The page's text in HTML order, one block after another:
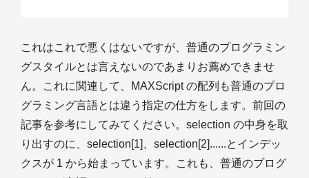
これはこれで悪くはないですが、普通のプログラミン
グスタイルとは言えないのであまりお薦めできませ
ん。これに関連して、MAXScript の配列も普通のプロ
グラミング言語とは違う指定の仕方をします。前回の
記事を参考にしてみてください。selection の中身を取
り出すのに、selection[1]、selection[2]......とインデッ
クスが 1 から始まっています。これも、普通のプログ